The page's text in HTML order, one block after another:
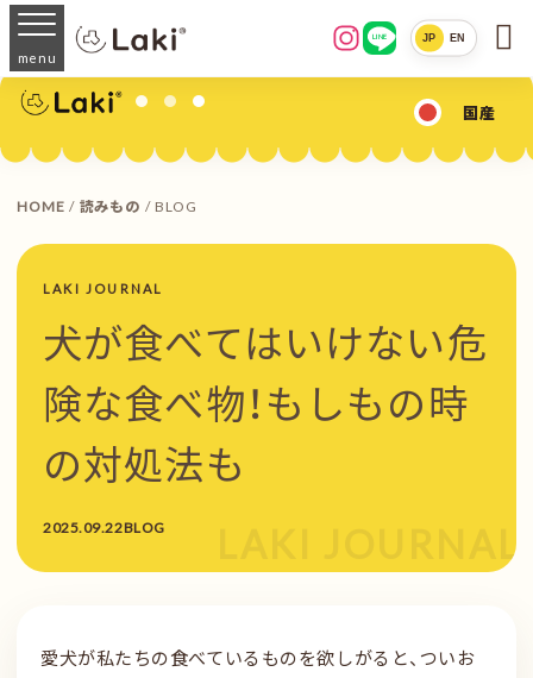
menu
LINE JP EN 
国産
HOME / 読みもの / BLOG
LAKI JOURNAL
犬が食べてはいけない危
険な食べ物！もしもの時
の対処法も
2025.09.22BLOG
愛犬が私たちの食べているものを欲しがると、ついお